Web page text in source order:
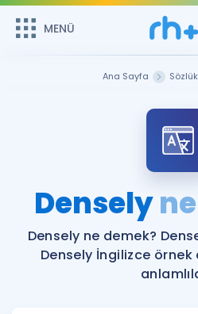
MENÜ
Şifremi
ÜYE
Sepetin Şu
Remzi Hoca ile seni sınava
bekliyor!
MENÜ
Katılımcı Görüşleri
Faydalı Araçlar
Ana Sayfa Sözlük
Densely
Densely ne demek?
Densely İngilizce örnek